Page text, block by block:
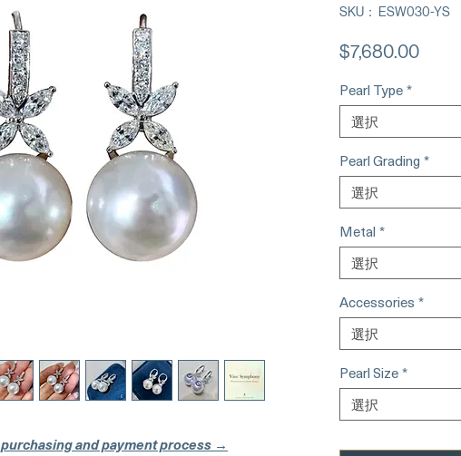
purchasing and payment process →
SKU： ESW030-YS
$7,680.00価
Pearl Type*
選択
Pearl Grading *
選択
Metal *
選択
Accessories *
選択
Pearl Size*
選択